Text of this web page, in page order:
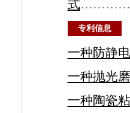
式
专利信息
一种防静
一种抛光
一种陶瓷